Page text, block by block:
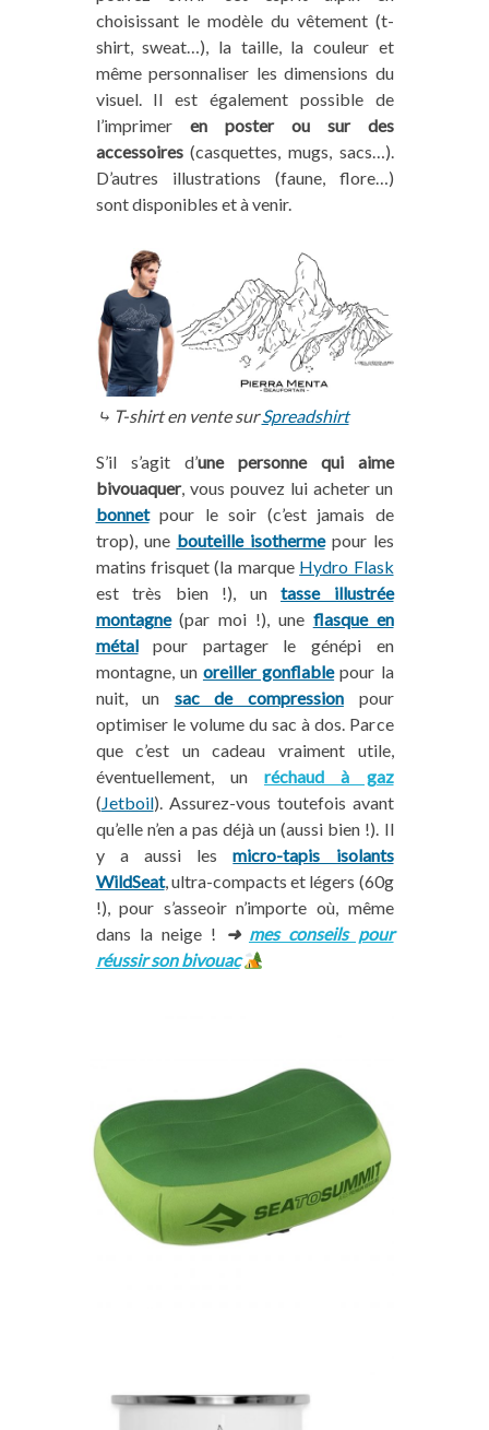
choisissant le modèle du vêtement (t-
shirt, sweat…), la taille, la couleur et
même personnaliser les dimensions du
visuel. Il est également possible de
l’imprimer en poster ou sur des
accessoires(casquettes, mugs, sacs…).
D’autres illustrations (faune, flore…)
sont disponibles et à venir.
⤷ T-shirt en vente surSpreadshirt
S’il s’agit d’une personne qui aime
bivouaquer, vous pouvez lui acheter un
bonnetpour le soir (c’est jamais de
trop), une bouteille isothermepour les
matins frisquet (la marque Hydro Flask
est très bien !), un tasse illustrée
montagne(par moi !), une flasque en
métalpour partager le génépi en
montagne, un oreiller gonflablepour la
nuit, un sac de compressionpour
optimiser le volume du sac à dos. Parce
que c’est un cadeau vraiment utile,
éventuellement, un réchaud à gaz
(Jetboil). Assurez-vous toutefois avant
qu’elle n’en a pas déjà un (aussi bien !). Il
y a aussi lesmicro-tapis isolants
WildSeat, ultra-compacts et légers (60g
!), pour s’asseoir n’importe où, même
dans la neige !
➜ mes conseils pour
réussir son bivouac